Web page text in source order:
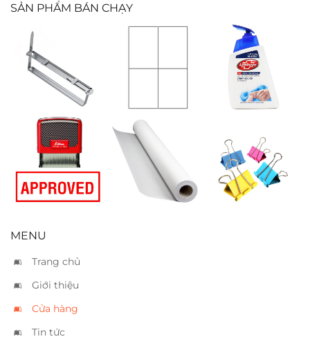
SẢN PHẨM BÁN CHẠY
Kẹp acco sắt
Nước rửa tay
Lifebuoy 493ml
Đóng dấu
“Approved”
Giấy in A0 Kẹp màu 15mm
MENU
Trang chủ
Giới thiệu
Cửa hàng
Tin tức